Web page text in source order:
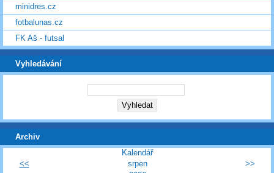
minidres.cz
fotbalunas.cz
FK Aš - futsal
Vyhledávání
Archiv
Kalendář
<<
srpen
>>